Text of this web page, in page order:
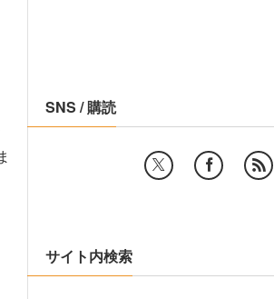
SNS / 購読
サイト内検索